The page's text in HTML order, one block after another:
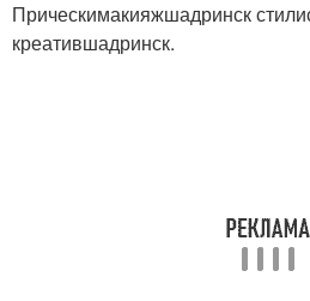
Прическимакияжшадринск
креатившадринск.